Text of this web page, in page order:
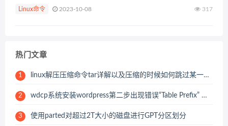
vmstat一样，i...
Linux命令 2023-10-08 317
热门文章
1 linux解压压缩命令tar详解以及压缩的时候如何跳过某一个压缩目录或文件
2 wdcp系统安装wordpress第二步出现错误“Table Prefix” must not be empty
3 使用parted对超过2T大小的磁盘进行GPT分区划分